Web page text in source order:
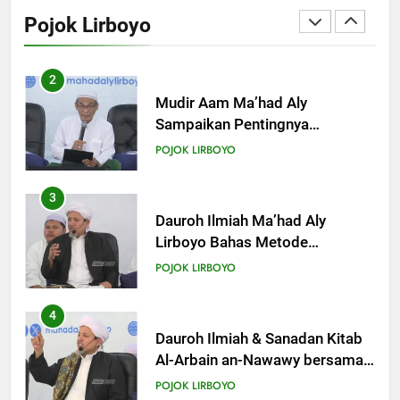
18
KHUTBAH
19
KHUTBAH
20
KHUTBAH
21
Pojok Lirboyo
Sampaikan Pentingnya
Mempelajari Ilmu Hadis Dalam
3
Dauroh Ilmiah Ma’had Aly
Lirboyo Bahas Metode
Ahlusunnah dalam
POJOK LIRBOYO
4
Dauroh Ilmiah & Sanadan Kitab
Al-Arbain an-Nawawy bersama
As-Syaikh Dr. Yasir Al-Adny
POJOK LIRBOYO
5
Semalam Bersama Kematian:
Kisah Praktek Tajhizul Janaiz
Siswa III Aliyah
POJOK LIRBOYO